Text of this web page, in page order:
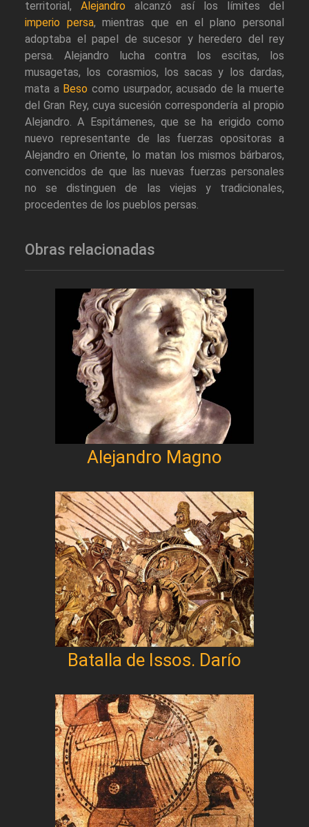
territorial, Alejandro alcanzó así los límites del
imperio persa, mientras que en el plano personal
adoptaba el papel de sucesor y heredero del rey
persa. Alejandro lucha contra los escitas, los
musagetas, los corasmios, los sacas y los dardas,
mata a Beso como usurpador, acusado de la muerte
del Gran Rey, cuya sucesión correspondería al propio
Alejandro. A Espitámenes, que se ha erigido como
nuevo representante de las fuerzas opositoras a
Alejandro en Oriente, lo matan los mismos bárbaros,
convencidos de que las nuevas fuerzas personales
no se distinguen de las viejas y tradicionales,
procedentes de los pueblos persas.
Obras relacionadas
Alejandro Magno
Batalla de Issos. Darío